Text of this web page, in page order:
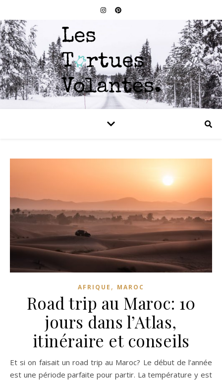
AFRIQUE , MAROC
Road trip au Maroc: 10
jours dans l’Atlas,
itinéraire et conseils
Et si on faisait un road trip au Maroc? Le début de l’année
est une période parfaite pour partir. La température y est